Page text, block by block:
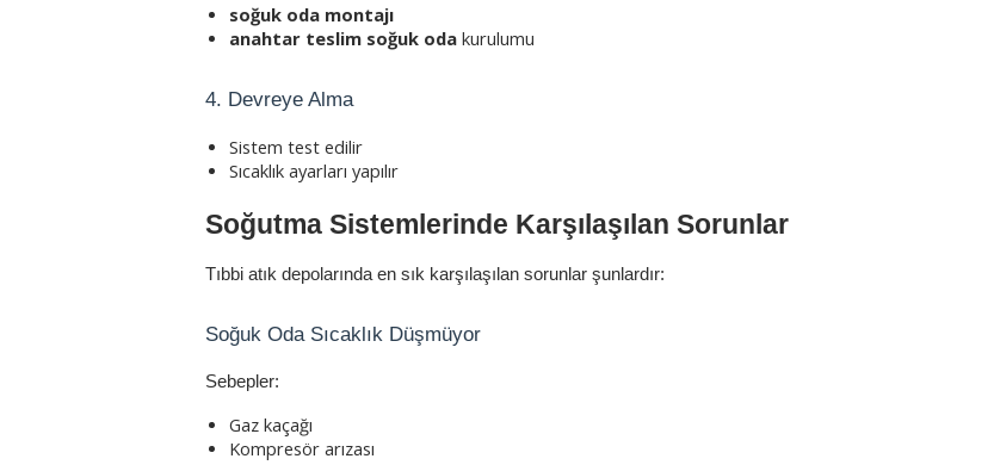
soğuk oda montajı
anahtar teslim soğuk oda kurulumu
4. Devreye Alma
Sistem test edilir
Sıcaklık ayarları yapılır
Soğutma Sistemlerinde Karşılaşılan Sorunlar
Tıbbi atık depolarında en sık karşılaşılan sorunlar şunlardır:
Soğuk Oda Sıcaklık Düşmüyor
Sebepler:
Gaz kaçağı
Kompresör arızası